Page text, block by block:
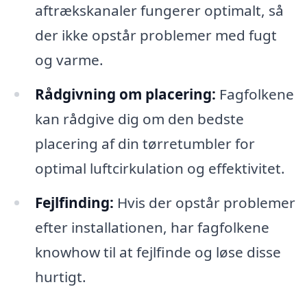
aftrækskanaler fungerer optimalt, så
der ikke opstår problemer med fugt
og varme.
Rådgivning om placering: Fagfolkene
kan rådgive dig om den bedste
placering af din tørretumbler for
optimal luftcirkulation og effektivitet.
Fejlfinding: Hvis der opstår problemer
efter installationen, har fagfolkene
knowhow til at fejlfinde og løse disse
hurtigt.